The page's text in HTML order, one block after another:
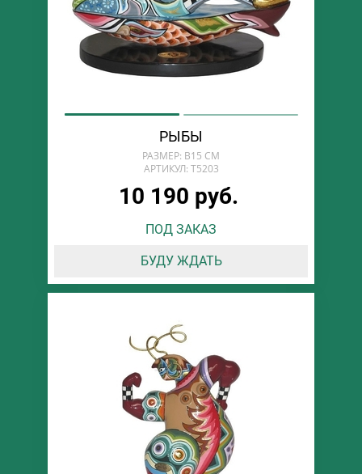
РЫБЫ
РАЗМЕР: В15 СМ
АРТИКУЛ: T5203
10 190 руб.
ПОД ЗАКАЗ
БУДУ ЖДАТЬ